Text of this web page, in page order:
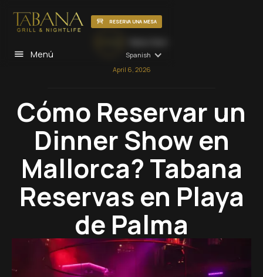
RESERVA UNA MESA
Menú Spanish
April 6, 2026
Cómo Reservar un
Dinner Show en
Mallorca? Tabana
Reservas en Playa
de Palma